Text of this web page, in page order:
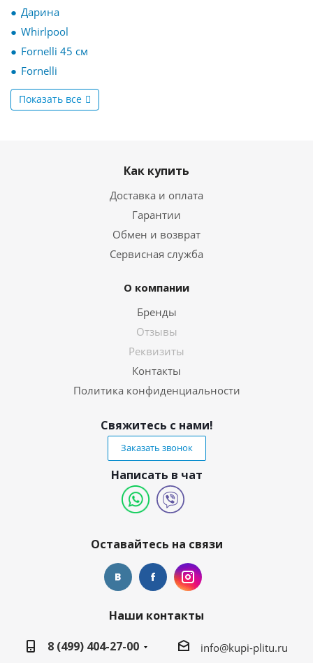
Дарина
Whirlpool
Fornelli 45 см
Fornelli
Показать все
Как купить
Доставка и оплата
Гарантии
Обмен и возврат
Сервисная служба
О компании
Бренды
Отзывы
Реквизиты
Контакты
Политика конфиденциальности
Свяжитесь с нами!
Заказать звонок
Написать в чат
Оставайтесь на связи
Наши контакты
8 (499) 404-27-00
info@kupi-plitu.ru